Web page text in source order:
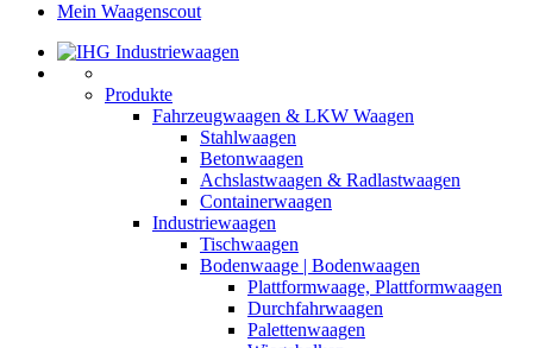
Mein Waagenscout
Produkte
Fahrzeugwaagen & LKW Waagen
Stahlwaagen
Betonwaagen
Achslastwaagen & Radlastwaagen
Containerwaagen
Industriewaagen
Tischwaagen
Bodenwaage | Bodenwaagen
Plattformwaage, Plattformwaagen
Durchfahrwaagen
Palettenwaagen